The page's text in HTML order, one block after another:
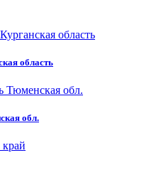
область
обл.